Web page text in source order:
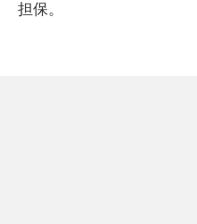
担保。